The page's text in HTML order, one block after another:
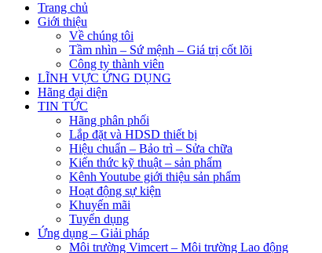
Trang chủ
Giới thiệu
Về chúng tôi
Tầm nhìn – Sứ mệnh – Giá trị cốt lõi
Công ty thành viên
LĨNH VỰC ỨNG DỤNG
Hãng đại diện
TIN TỨC
Hãng phân phối
Lắp đặt và HDSD thiết bị
Hiệu chuẩn – Bảo trì – Sửa chữa
Kiến thức kỹ thuật – sản phẩm
Kênh Youtube giới thiệu sản phẩm
Hoạt động sự kiện
Khuyến mãi
Tuyển dụng
Ứng dụng – Giải pháp
Môi trường Vimcert – Môi trường Lao động